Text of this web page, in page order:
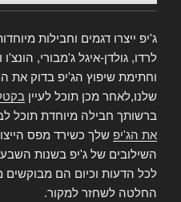
ג'יפ ייצרו דגמים וחבילות
לרדו, גולדן-איגל ג'מבורי,
וחתימת שיפוץ הג'יפ בדוק את
שלנו,לאחר מכן תוכל לעיין
ברשותך חבילה מיוחדת תוכל
את הג'יפ שלך כשירד מפס
השילובים של ג'יפ בשנות
לכל הדעות וכיום הם מבוקשים
החלטה לשחזר למקור.